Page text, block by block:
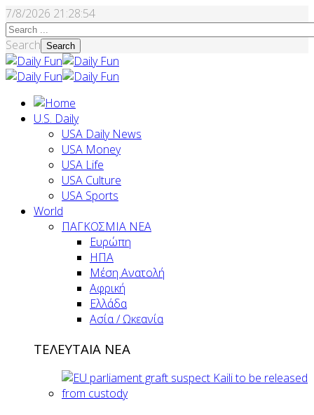
7/8/2026 21:28:55
Search Search
U.S. Daily
USA Daily News
USA Money
USA Life
USA Culture
USA Sports
World
ΠΑΓΚΟΣΜΙΑ ΝΕΑ
Ευρώπη
ΗΠΑ
Μέση Ανατολή
Αφρική
Ελλάδα
Ασία / Ωκεανία
ΤΕΛΕΥΤΑΙΑ ΝΕΑ